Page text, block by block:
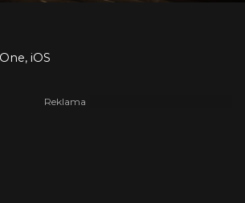
iOS